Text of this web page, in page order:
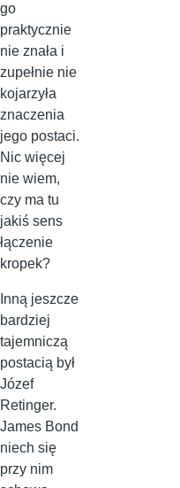
go
praktycznie
nie znała i
zupełnie nie
kojarzyła
znaczenia
jego postaci.
Nic więcej
nie wiem,
czy ma tu
jakiś sens
łączenie
kropek?
Inną jeszcze
bardziej
tajemniczą
postacią był
Józef
Retinger.
James Bond
niech się
przy nim